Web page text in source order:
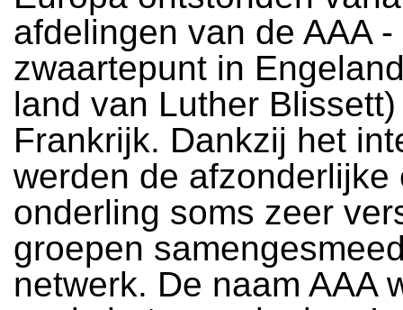
afdelingen van de AAA
zwaartepunt in
land van Luther
Frankrijk. Dankzij het
werden de afzonderlijke
onderling soms zeer
groepen
netwerk. De naam AAA